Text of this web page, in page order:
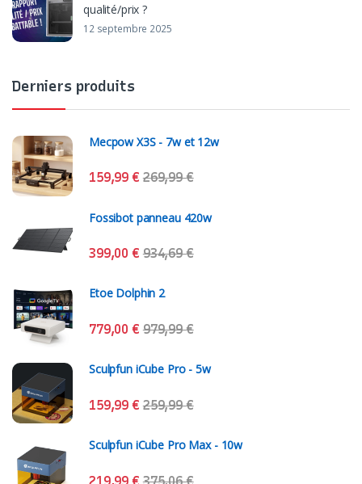
qualité/prix ?
12 septembre 2025
Derniers produits
Mecpow X3S - 7w et 12w
159,99€ 269,99€
Fossibot panneau 420w
399,00€ 934,69€
Etoe Dolphin 2
779,00€ 979,99€
Sculpfun iCube Pro - 5w
159,99€ 259,99€
Sculpfun iCube Pro Max - 10w
219,99€ 375,06€